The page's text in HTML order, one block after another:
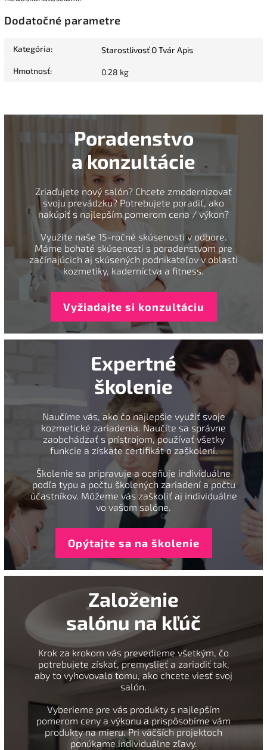
Dodatočné parametre
Kategória: Starostlivosť O Tvár Apis
Hmotnosť: 0.28 kg
Poradenstvo
a konzultácie
Zriaďujete nový salón? Chcete zmodernizovať
svoju prevádzku? Potrebujete poradiť, ako
nakúpiť s najlepším pomerom cena / výkon?
Využite naše 15-ročné skúsenosti v odbore.
Máme bohaté skúsenosti s poradenstvom pre
začínajúcich aj skúsených podnikateľov v oblasti
kozmetiky, kaderníctva a fitness.
Vyžiadajte si konzultáciu
Expertné
školenie
Naučíme vás, ako čo najlepšie využiť svoje
kozmetické zariadenia. Naučíte sa správne
zaobchádzať s prístrojom, používať všetky
funkcie a získate certifikát o zaškolení.
Školenie sa pripravuje a oceňuje individuálne
podľa typu a počtu školených zariadení a počtu
účastníkov. Môžeme vás zaškoliť aj individuálne
vo vašom salóne.
Opýtajte sa na školenie
Založenie
salónu na kľúč
Krok za krokom vás prevedieme všetkým, čo
potrebujete získať, premyslieť a zariadiť tak,
aby to vyhovovalo tomu, ako chcete viesť svoj
salón.
Vyberieme pre vás produkty s najlepším
pomerom ceny a výkonu a prispôsobíme vám
produkty na mieru. Pri väčších projektoch
ponúkame individuálne zľavy.